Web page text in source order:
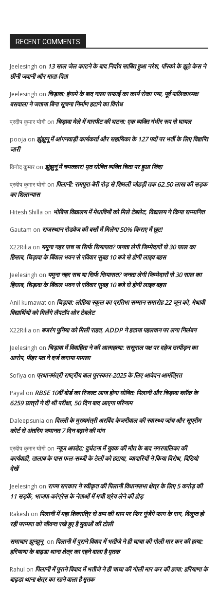
RECENT COMMENTS
Jeelesingh on 13 साल जेल काटने के बाद निर्दोष साबित हुआ नरेश, पॉस्को के झूठे केस ने
छीनी जवानी और माता-पिता
Jeelesingh on चिड़ावा: हंगामे के बाद नाला सफाई का कार्य रोका गया, पूर्व पालिकाध्यक्ष
बसवाला ने जताया बिना सूचना निर्माण हटाने का विरोध
प्रदीप कुमार योगी on चिड़ावा मेले में मारपीट की घटना: एक व्यक्ति गंभीर रूप से घायल
pooja on झुंझुनू में आंगनवाड़ी कार्यकर्ता और सहायिका के 127 पदों पर भर्ती के लिए विज्ञप्ति
जारी
विनोद कुमारon झुंझुनूं में चमत्कार! मृत घोषित व्यक्ति चिता पर हुआ जिंदा
प्रदीप कुमार योगी on पिलानी: रामपुरा-बेरी रोड़ से शिमली जोहड़ी तक 62.50 लाख की सड़क
का शिलान्यास
Hitesh Shilla on भोबिया विद्यालय में मेधावियों को मिले टेबलेट, विद्यालय ने किया सम्मानित
Gautam on राजस्थान रोडवेज की बसों में मिलेगा 50% किराए में छूट!
X22Rilia on यमुना नहर सच या सिर्फ सियासत? जनता लेगी जिम्मेदारों से 30 साल का
हिसाब, चिड़ावा के बिंवाल भवन से रविवार सुबह 10 बजे से होगी लाइव बहस
Jeelesingh on यमुना नहर सच या सिर्फ सियासत? जनता लेगी जिम्मेदारों से 30 साल का
हिसाब, चिड़ावा के बिंवाल भवन से रविवार सुबह 10 बजे से होगी लाइव बहस
Anil kumawat on चिड़ावा: लोहिया स्कूल का प्रतिभा सम्मान समारोह 22 जून को, मेधावी
विद्यार्थियों को मिलेंगे लैपटॉप ओर टेबलेट
X22Rilia on बजरंग पुनिया को मिली राहत, ADDP ने हटाया पहलवान पर लगा निलंबन
Jeelesingh on चिड़ावा में विवाहिता ने की आत्महत्या: ससुराल पक्ष पर दहेज उत्पीड़न का
आरोप, पीहर पक्ष ने दर्ज कराया मामला
Sofiya on प्रधानमंत्री राष्ट्रीय बाल पुरस्कार-2025 के लिए आवेदन आमंत्रित
Payal on RBSE 10वीं बोर्ड का रिजल्ट आज होगा घोषित: पिलानी और चिड़ावा ब्लॉक के
6259 छात्रों ने दी थी परीक्षा, 50 दिन बाद आएगा परिणाम
Daleepsunia on दिल्ली के मुख्यमंत्री अरविंद केजरीवाल की स्वास्थ्य जांच और सुप्रीम
कोर्ट से अंतरिम जमानत 7 दिन बढ़ाने की मांग
प्रदीप कुमार योगी on न्यूज अपडेट: दुर्घटना में युवक की मौत के बाद नगरपालिका की
कार्यवाही, तालाब के पास फल-सब्जी के ठेलों को हटाया, व्यापारियों ने किया विरोध, विडियो
देखें
Jeelesingh on राज्य सरकार ने स्वीकृत की पिलानी विधानसभा क्षेत्र के लिए 5 करोड़ की
11 सड़कें, भाजपा-कांग्रेस के नेताओं में मची श्रेय लेने की होड़
Rakesh on पिलानी में महा शिवरात्रि से ढप्प की थाप पर फिर गूंजेंगे फाग के राग, विलुप्त हो
रही परम्परा को जीवन्त रखे हुए है युवाओं की टोली
समाचार झुन्झुनू on पिलानी में पुराने विवाद में भतीजे ने ही चाचा की गोली मार कर की हत्या:
हरियाणा के बाढ़डा थाना क्षेत्र का रहने वाला है मृतक
Rahul on पिलानी में पुराने विवाद में भतीजे ने ही चाचा की गोली मार कर की हत्या: हरियाणा के
बाढ़डा थाना क्षेत्र का रहने वाला है मृतक